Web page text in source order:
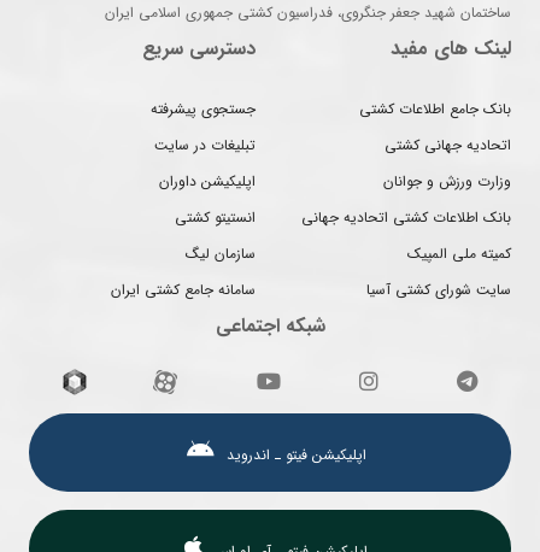
ساختمان شهید جعفر جنگروی، فدراسیون کشتی جمهوری اسلامی ایران
لینک های مفید
بانک جامع اطلاعات کشتی
اتحادیه جهانی کشتی
وزارت ورزش و جوانان
بانک اطلاعات کشتی اتحادیه جهانی
کمیته ملی المپیک
سایت شورای کشتی آسیا
دسترسی سریع
جستجوی پیشرفته
تبلیغات در سایت
اپلیکیشن داوران
انستیتو کشتی
سازمان لیگ
سامانه جامع کشتی ایران
شبکه اجتماعی
اپلیکیشن فیتو ـ اندروید